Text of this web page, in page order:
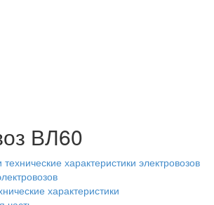
ВЛ60
характеристики электровозов
характеристики